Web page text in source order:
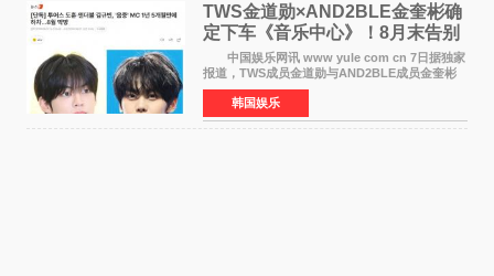
TWS金道勋×AND2BLE金奎彬确
定下车《音乐中心》！8月末告别
MC席位
中国娱乐网讯 www yule com cn 7日据独家
报道，TWS成员金道勋与AND2BLE成员金奎彬
将于8月离开《音乐中心》MC的位置。 金道
勋与金奎彬于去年3月与H2H A-NA一起被选为
《音乐中心》MC，约1
韩国娱乐